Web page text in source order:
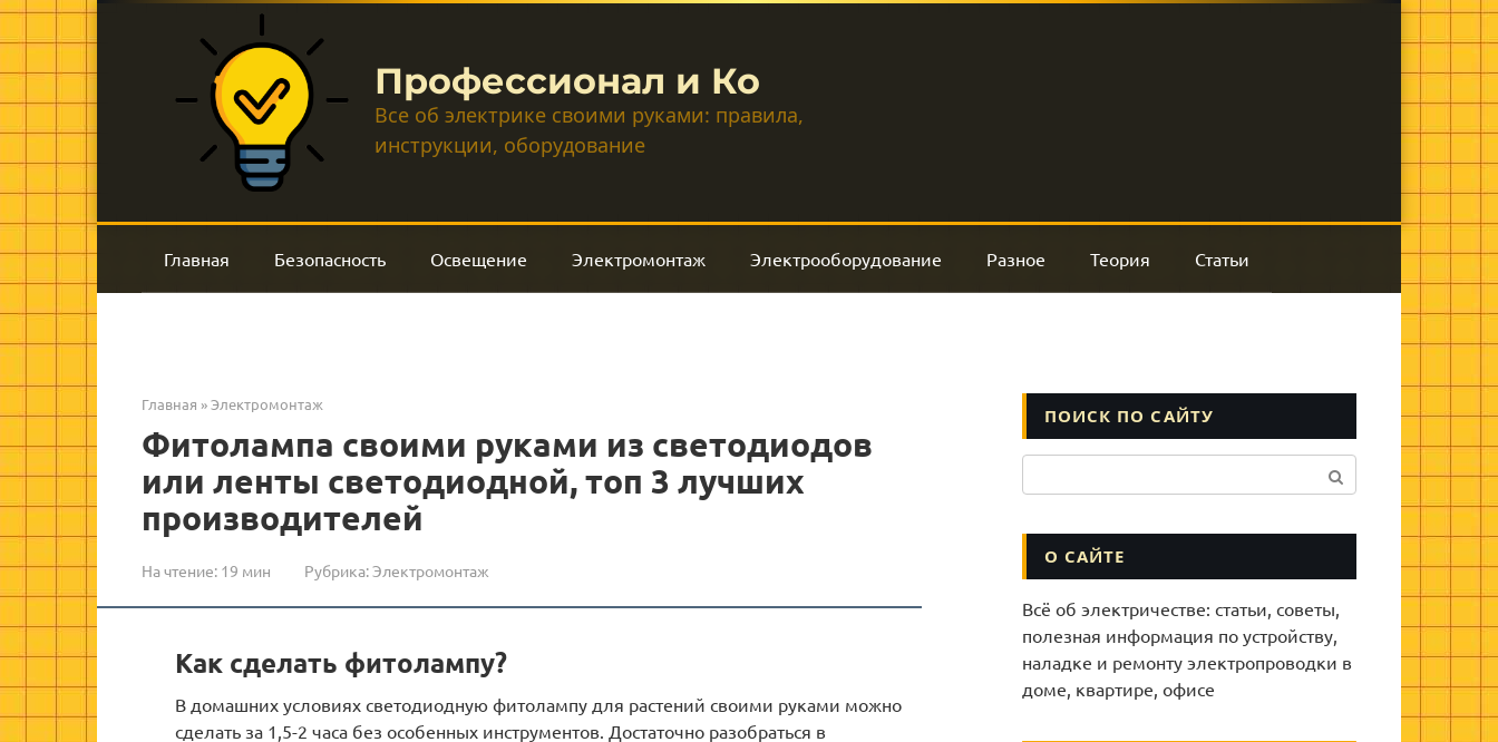
Перейти
к
контенту
Профессионал и Ко
Все об электрике своими руками: правила,
инструкции, оборудование
Главная Безопасность Освещение Электромонтаж Электрооборудование Разное Теория Статьи
Главная »Электромонтаж
Фитолампа своими руками из светодиодов
или ленты светодиодной, топ 3 лучших
производителей
На чтение: 19 мин Рубрика:Электромонтаж
Как сделать фитолампу?
В домашних условиях светодиодную фитолампу для растений своими руками можно
сделать за 1,5-2 часа без особенных инструментов. Достаточно разобраться в
ПОИСК ПО САЙТУ
О САЙТЕ
Всё об электричестве: статьи, советы,
полезная информация по устройству,
наладке и ремонту электропроводки в
доме, квартире, офисе